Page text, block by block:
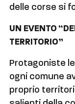
delle corse si
UN EVENTO
TERRITORIO”
Protagoniste
ogni comune
proprio